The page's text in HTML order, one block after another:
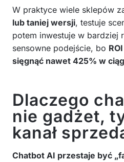
W praktyce wiele sklepów
lub taniej wersji, testuje
potem inwestuje w bardziej
sensowne podejście, bo
sięgnąć nawet 425% w
Dlaczego
nie gadżet,
kanał
Chatbot AI przestaje być